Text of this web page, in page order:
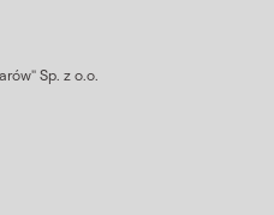
Sp. z o.o.